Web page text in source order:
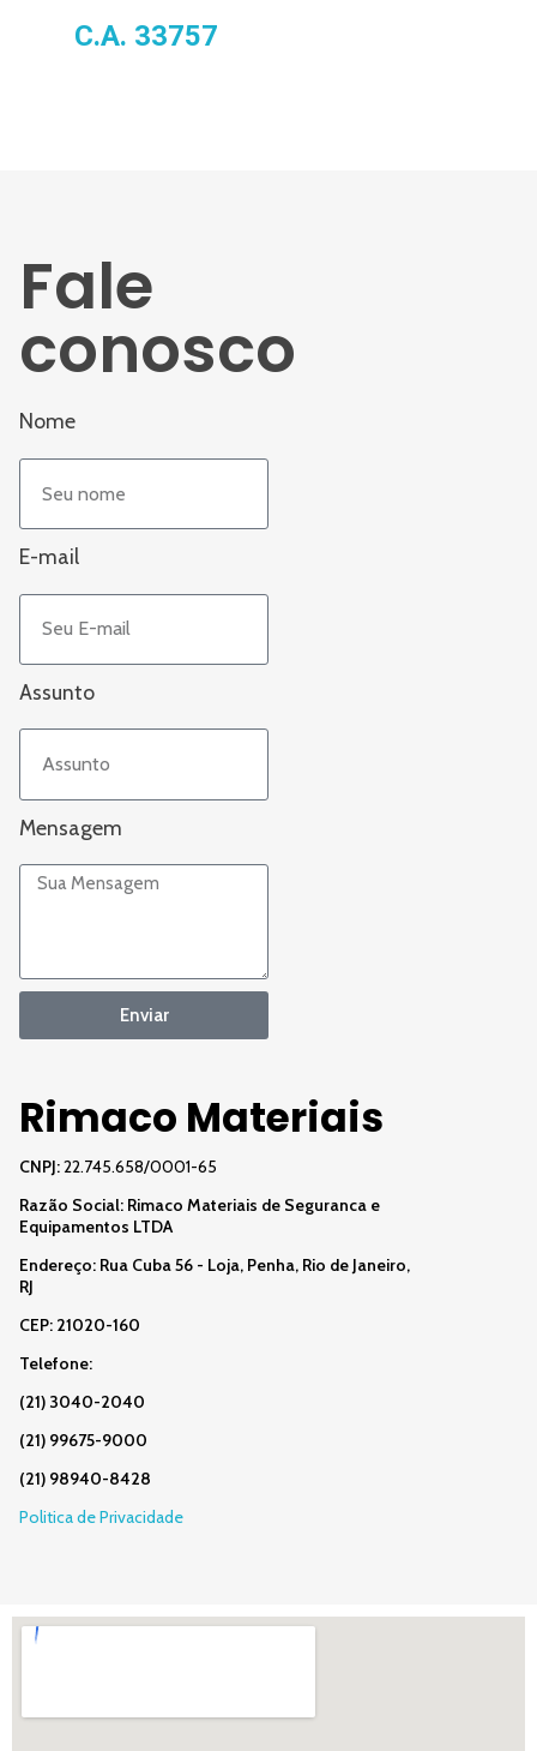
C.A. 33757
Rimaco Materiais
CNPJ:22.745.658/0001-65
Razão Social: Rimaco Materiais de Seguranca e
Equipamentos LTDA
Endereço: Rua Cuba 56 - Loja, Penha, Rio de Janeiro,
RJ
CEP: 21020-160
Telefone:
(21) 3040-2040
(21) 99675-9000
(21) 98940-8428
Politica de Privacidade
Fale
conosco
Nome
E-mail
Assunto
Mensagem
Enviar